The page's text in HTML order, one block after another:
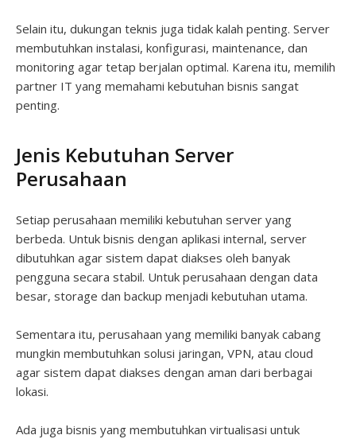
Selain itu, dukungan teknis juga tidak kalah penting. Server
membutuhkan instalasi, konfigurasi, maintenance, dan
monitoring agar tetap berjalan optimal. Karena itu, memilih
partner IT yang memahami kebutuhan bisnis sangat
penting.
Jenis Kebutuhan Server
Perusahaan
Setiap perusahaan memiliki kebutuhan server yang
berbeda. Untuk bisnis dengan aplikasi internal, server
dibutuhkan agar sistem dapat diakses oleh banyak
pengguna secara stabil. Untuk perusahaan dengan data
besar, storage dan backup menjadi kebutuhan utama.
Sementara itu, perusahaan yang memiliki banyak cabang
mungkin membutuhkan solusi jaringan, VPN, atau cloud
agar sistem dapat diakses dengan aman dari berbagai
lokasi.
Ada juga bisnis yang membutuhkan virtualisasi untuk